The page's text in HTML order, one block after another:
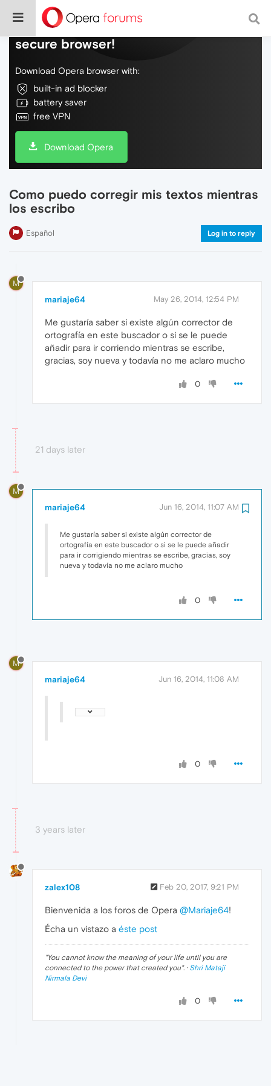
Do more on the web, with a fast and
secure browser!
Download Opera browser with:
built-in ad blocker
battery saver
free VPN
Download Opera
Como puedo corregir mis textos mientras
los escribo
Español Log in to reply
M
mariaje64 May 26, 2014, 12:54 PM
Me gustaría saber si existe algún corrector de
ortografía en este buscador o si se le puede
añadir para ir corriendo mientras se escribe,
gracias, soy nueva y todavía no me aclaro mucho
0
21 days later
M
mariaje64 Jun 16, 2014, 11:07 AM
Me gustaría saber si existe algún corrector de
ortografía en este buscador o si se le puede añadir
para ir corrigiendo mientras se escribe, gracias, soy
nueva y todavía no me aclaro mucho
0
M
mariaje64 Jun 16, 2014, 11:08 AM
0
3 years later
zalex108 Feb 20, 2017, 9:21 PM
Bienvenida a los foros de Opera @Mariaje64!
Écha un vistazo a éste post
"You cannot know the meaning of your life until you are
connected to the power that created you". · Shri Mataji
Nirmala Devi
0